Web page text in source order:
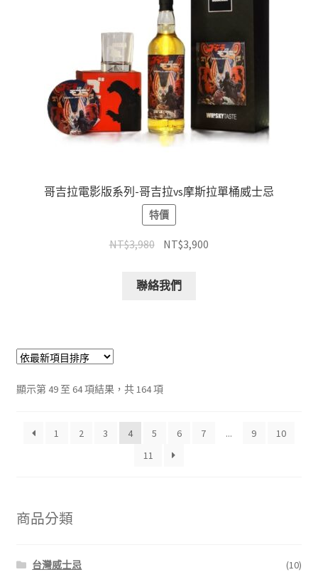
哥吉拉電影版系列-哥吉拉vs摩斯拉單桶威士忌
特價
NT$3,980 NT$3,900
聯絡我們
顯示第 49 至 64 項結果，共 164 項
1 2 3 4 5 6 7 ... 9
10
11
商品分類
台灣威士忌 (10)